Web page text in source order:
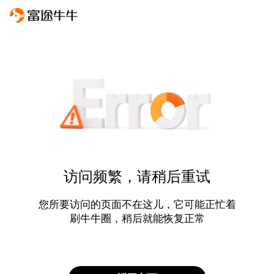
访问频繁，请稍后重试
您所要访问的页面不在这儿，它可能正忙着
刷牛牛圈，稍后就能恢复正常